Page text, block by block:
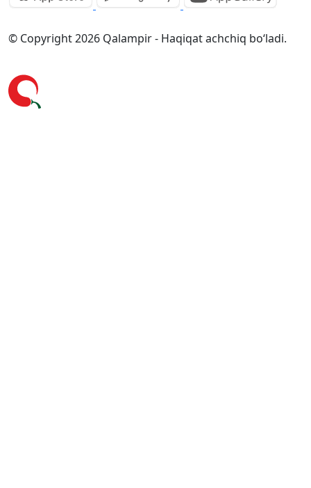
© Copyright 2026 Qalampir - Haqiqat achchiq bo‘ladi.